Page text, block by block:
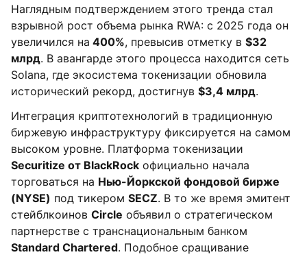
Наглядным подтверждением этого тренда стал
взрывной рост объема рынка RWA: с 2025 года он
увеличился на 400%, превысив отметку в $32
млрд. В авангарде этого процесса находится сеть
Solana, где экосистема токенизации обновила
исторический рекорд, достигнув $3,4 млрд.
Интеграция криптотехнологий в традиционную
биржевую инфраструктуру фиксируется на самом
высоком уровне. Платформа токенизации
Securitize от BlackRock официально начала
торговаться на Нью-Йоркской фондовой бирже
(NYSE) под тикером SECZ. В то же время эмитент
стейблкоинов Circle объявил о стратегическом
партнерстве с транснациональным банком
Standard Chartered. Подобное сращивание